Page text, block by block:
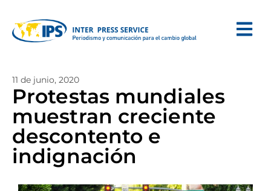
11 de junio, 2020
Protestas mundiales
muestran creciente
descontento e
indignación